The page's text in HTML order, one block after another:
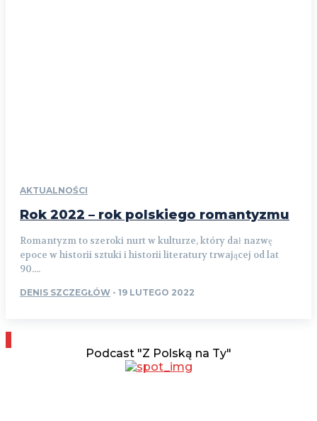
AKTUALNOŚCI
Rok 2022 – rok polskiego romantyzmu
Romantyzm to szeroki nurt w kulturze, który dał nazwę
epoce w historii sztuki i historii literatury trwającej od lat
90....
DENIS SZCZEGŁÓW - 19 LUTEGO 2022
Podcast "Z Polską na Ty"